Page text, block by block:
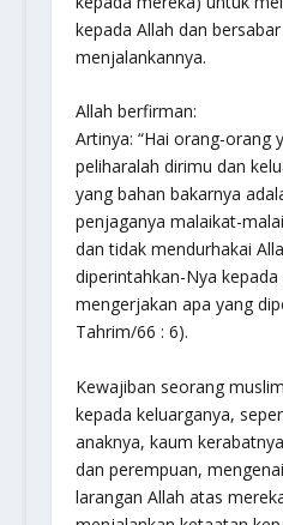
kepada Allah dan
menjalankannya.
Allah berfirman:
Artinya: “Hai orang-orang
peliharalah dirimu dan
yang bahan bakarnya
penjaganya malaikat-
dan tidak mendurhakai
diperintahkan-Nya
mengerjakan apa yang
Tahrim/66 : 6).
Kewajiban seorang
kepada keluarganya,
anaknya, kaum
dan perempuan,
larangan Allah atas